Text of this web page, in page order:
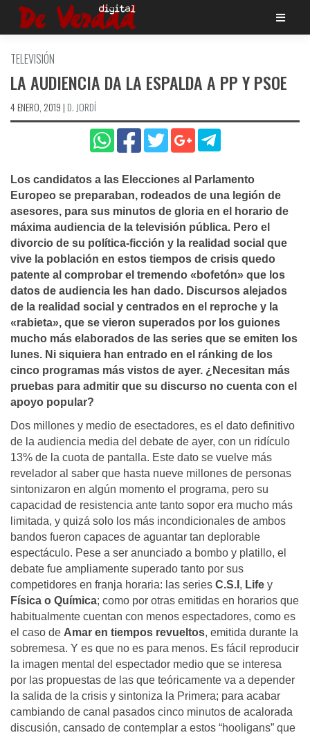
Saltar
TELEVISIÓN
LA AUDIENCIA DA LA ESPALDA A PP Y PSOE
4 ENERO, 2019 | D. JORDÍ
Los candidatos a las Elecciones al Parlamento
Europeo se preparaban, rodeados de una legión de
asesores, para sus minutos de gloria en el horario de
máxima audiencia de la televisión pública. Pero el
divorcio de su polí­tica-ficción y la realidad social que
vive la población en estos tiempos de crisis quedo
patente al comprobar el tremendo «bofetón» que los
datos de audiencia les han dado. Discursos alejados
de la realidad social y centrados en el reproche y la
«rabieta», que se vieron superados por los guiones
mucho más elaborados de las series que se emiten los
lunes. Ni siquiera han entrado en el ránking de los
cinco programas más vistos de ayer. ¿Necesitan más
pruebas para admitir que su discurso no cuenta con el
apoyo popular?
Dos millones y medio de esectadores, es el dato definitivo
de la audiencia media del debate de ayer, con un ridículo
13% de la cuota de pantalla. Este dato se vuelve más
revelador al saber que hasta nueve millones de personas
sintonizaron en algún momento el programa, pero su
capacidad de resistencia ante tanto sopor era mucho más
limitada, y quizá solo los más incondicionales de ambos
bandos fueron capaces de aguantar tan deplorable
espectáculo. Pese a ser anunciado a bombo y platillo, el
debate fue ampliamente superado tanto por sus
competidores en franja horaria: las series C.S.I , Life y
Física o Química; como por otras emitidas en horarios que
habitualmente cuentan con menos espectadores, como es
el caso de Amar en tiempos revueltos, emitida durante la
sobremesa. Y es que no es para menos. Es fácil reproducir
la imagen mental del espectador medio que se interesa
por las propuestas de las que teóricamente va a depender
la salida de la crisis y sintoniza la Primera; para acabar
cambiando de canal pasados cinco minutos de acalorada
discusión, cansado de contemplar a estos “hooligans” que